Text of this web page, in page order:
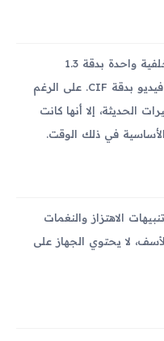
يتميز جهاز Samsung S720i بكاميرا خلفية واحدة بدقة 1.3
ميجابكسل، وتستطيع الكاميرا تصوير فيديو بدقة CIF. على الرغم
الحديثة، إلا أنها كانت
في ذلك الوقت.
الاهتزاز والنغمات
لا يحتوي الجهاز على